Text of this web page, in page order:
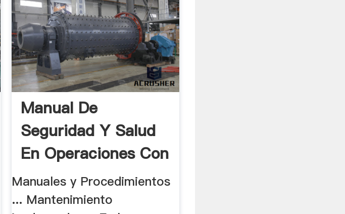
Manual De
Seguridad Y Salud
En Operaciones Con
...
Manuales y Procedimientos
... Mantenimiento